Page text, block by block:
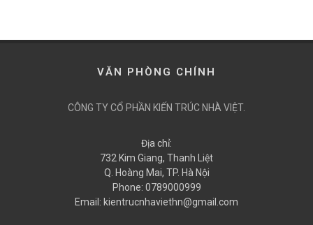
VĂN PHÒNG CHÍNH
CÔNG TY CỔ PHẦN KIẾN TRÚC NHÀ VIỆT.
Địa chỉ:
732 Kim Giang, Thanh Liệt
Q. Hoàng Mai, TP. Hà Nội
Phone: 0789000999
Email: kientrucnhaviethn@gmail.com